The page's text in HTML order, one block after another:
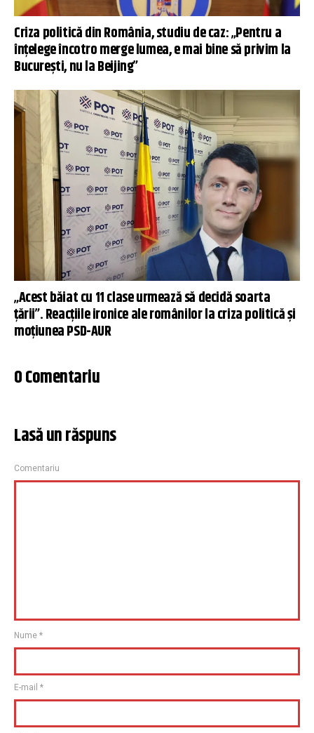
Criza politică din România, studiu de caz: „Pentru a
înțelege încotro merge lumea, e mai bine să privim la
București, nu la Beijing”
„Acest băiat cu 11 clase urmează să decidă soarta
țării”. Reacțiile ironice ale românilor la criza politică și
moțiunea PSD-AUR
0 Comentariu
Lasă un răspuns
Comentariu
Nume *
E-mail *